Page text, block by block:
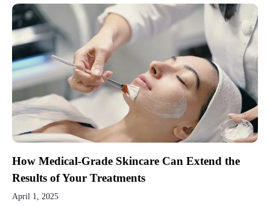
How Medical-Grade Skincare Can Extend the
Results of Your Treatments
April 1, 2025